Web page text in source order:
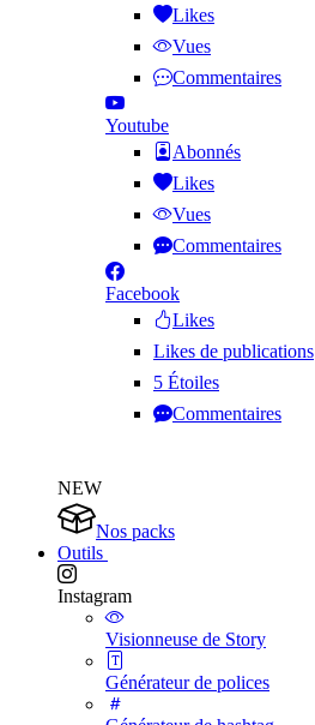
Likes
Vues
Commentaires
Youtube
Abonnés
Likes
Vues
Commentaires
Facebook
Likes
Likes de publications
5 Étoiles
Commentaires
NEW
Nos packs
Outils
Instagram
Visionneuse de Story
Générateur de polices